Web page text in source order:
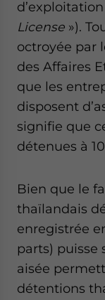
License »).
octroyée par
des Affaires
que les
disposent
signifie que
détenues à
Bien que le
thaïlandais
enregistrée
parts) puisse
aisée
détentions